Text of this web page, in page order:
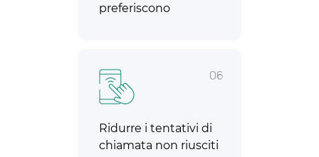
preferiscono
06
Ridurre i tentativi di
chiamata non riusciti